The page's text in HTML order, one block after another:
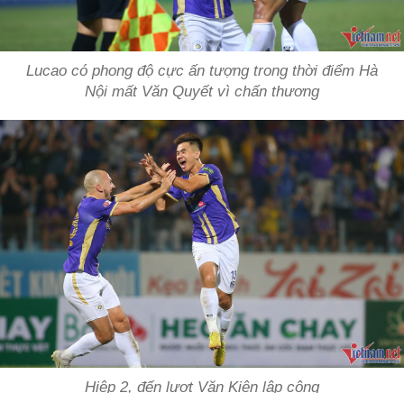
Lucao có phong độ cực ấn tượng trong thời điểm Hà
Nội mất Văn Quyết vì chấn thương
Hiệp 2, đến lượt Văn Kiên lập công